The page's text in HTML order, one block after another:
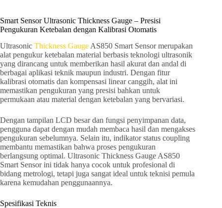
Smart Sensor Ultrasonic Thickness Gauge – Presisi
Pengukuran Ketebalan dengan Kalibrasi Otomatis
Ultrasonic Thickness Gauge AS850 Smart Sensor merupakan
alat pengukur ketebalan material berbasis teknologi ultrasonik
yang dirancang untuk memberikan hasil akurat dan andal di
berbagai aplikasi teknik maupun industri. Dengan fitur
kalibrasi otomatis dan kompensasi linear canggih, alat ini
memastikan pengukuran yang presisi bahkan untuk
permukaan atau material dengan ketebalan yang bervariasi.
Dengan tampilan LCD besar dan fungsi penyimpanan data,
pengguna dapat dengan mudah membaca hasil dan mengakses
pengukuran sebelumnya. Selain itu, indikator status coupling
membantu memastikan bahwa proses pengukuran
berlangsung optimal. Ultrasonic Thickness Gauge AS850
Smart Sensor ini tidak hanya cocok untuk profesional di
bidang metrologi, tetapi juga sangat ideal untuk teknisi pemula
karena kemudahan penggunaannya.
Spesifikasi Teknis